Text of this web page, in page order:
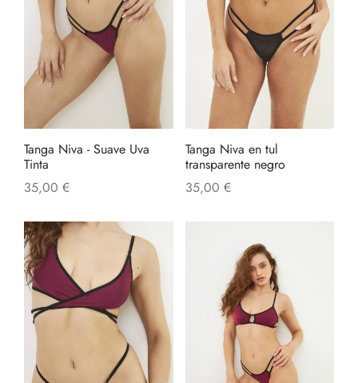
Tanga Niva - Suave Uva
Tinta
35,00 €
Tanga Niva en tul
transparente negro
35,00 €